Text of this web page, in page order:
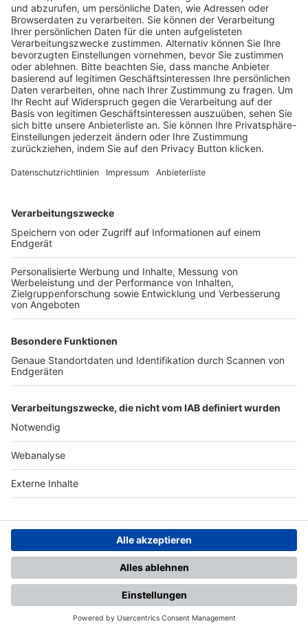
Pässe und Vereinswechsel
Trainerausbildung
Schulungsangebot Vereinsmitarbeiter
BFV-Geschäftsstellen
Trainerbörse
Login SpielPlus
FOLGE DEM BFV
TOP-VEREINE
TOP-PARTNER
SFV DFB
Nutzungsbedingungen Datenschutz Impressum
Ihr Gerät wird möglicherweise
nicht vollständig unterstützt.
Für die beste Nutzung empfehlen
wir ein kompatibles Gerät oder
einen aktuellen Browser.